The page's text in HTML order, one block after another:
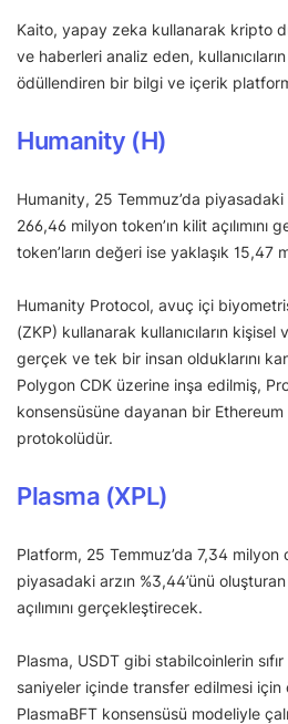
Kaito, yapay zeka kullanarak kripto
ve haberleri analiz eden, kullanıcıların
ödüllendiren bir bilgi ve içerik
Humanity (H)
Humanity, 25 Temmuz’da piyasadaki
266,46 milyon token’ın kilit açılımını
token’ların değeri ise yaklaşık 15,47
Humanity Protocol, avuç içi
(ZKP) kullanarak kullanıcıların
gerçek ve tek bir insan olduklarını
Polygon CDK üzerine inşa edilmiş,
konsensüsüne dayanan bir
protokolüdür.
Plasma (XPL)
Platform, 25 Temmuz’da 7,34
piyasadaki arzın %3,44’ünü
açılımını gerçekleştirecek.
Plasma, USDT gibi stabilcoinlerin
saniyeler içinde transfer edilmesi için
PlasmaBFT konsensüsü modeliyle